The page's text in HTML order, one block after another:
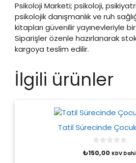
Psikoloji Marketi; psikoloji,
psikolojik danışmanlık ve ruh
kitapları güvenilir yayınevleriyle
Siparişler özenle hazırlanarak
kargoya teslim edilir.
İlgili ürünler
Tatil Sürecinde
0
o
₺150,00 KDV Dahil